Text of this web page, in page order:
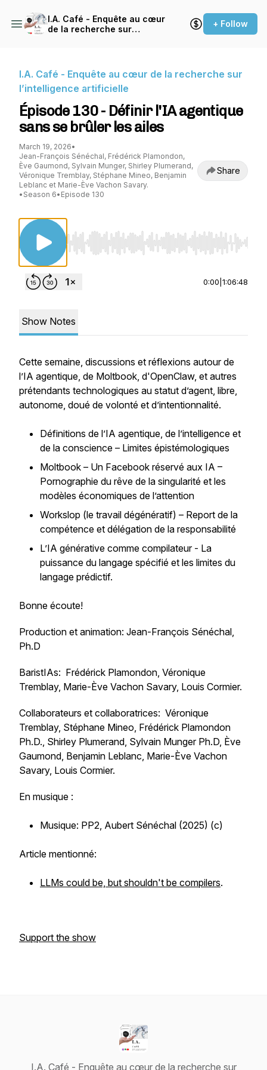
I.A. Café - Enquête au cœur
de la recherche sur
+ Follow
I.A. Café - Enquête au cœur de la recherche sur
l’intelligence artificielle
Épisode 130 - Définir l'IA agentique
sans se brûler les ailes
March 19, 2026•
Jean-François Sénéchal, Frédérick Plamondon,
Ève Gaumond, Sylvain Munger, Shirley Plumerand,
Véronique Tremblay, Stéphane Mineo, Benjamin
Leblanc et Marie-Ève Vachon Savary.
• Season 6• Episode 130
Share
Use Left/Right to seek, Home/End to jump to
0:00 1:06:48
Show Notes
Cette semaine, discussions et réflexions autour de
l’IA agentique, de Moltbook, d'OpenClaw, et autres
prétendants technologiques au statut d’agent, libre,
autonome, doué de volonté et d’intentionnalité.
Définitions de l’IA agentique, de l’intelligence et
de la conscience – Limites épistémologiques
Moltbook – Un Facebook réservé aux IA –
Pornographie du rêve de la singularité et les
modèles économiques de l’attention
Workslop (le travail dégénératif) – Report de la
compétence et délégation de la responsabilité
L’IA générative comme compilateur- La
puissance du langage spécifié et les limites du
langage prédictif.
Bonne écoute!
Production et animation: Jean-François Sénéchal,
Ph.D
BaristIAs: Frédérick Plamondon, Véronique
Tremblay, Marie-Ève Vachon Savary, Louis Cormier.
Collaborateurs et collaboratrices: Véronique
Tremblay, Stéphane Mineo, Frédérick Plamondon
Ph.D., Shirley Plumerand, Sylvain Munger Ph.D, Ève
Gaumond, Benjamin Leblanc, Marie-Ève Vachon
Savary, Louis Cormier.
En musique :
Musique: PP2, Aubert Sénéchal (2025) (c)
Article mentionné:
LLMs could be, but shouldn't be compilers.
Support the show
I.A. Café - Enquête au cœur de la recherche sur